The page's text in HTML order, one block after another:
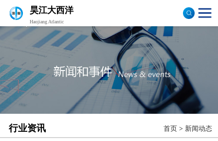
昊江大西洋
Haojiang Atlantic
行业资讯 首页 > 新闻动态
验布机
打卷机
切边机
布匹包装机